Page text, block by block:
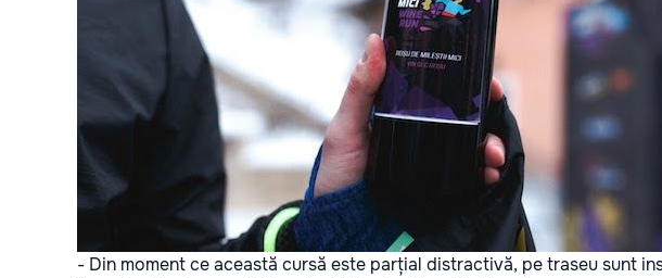
- Din moment ce această cursă este parțial distractivă, pe traseu sunt